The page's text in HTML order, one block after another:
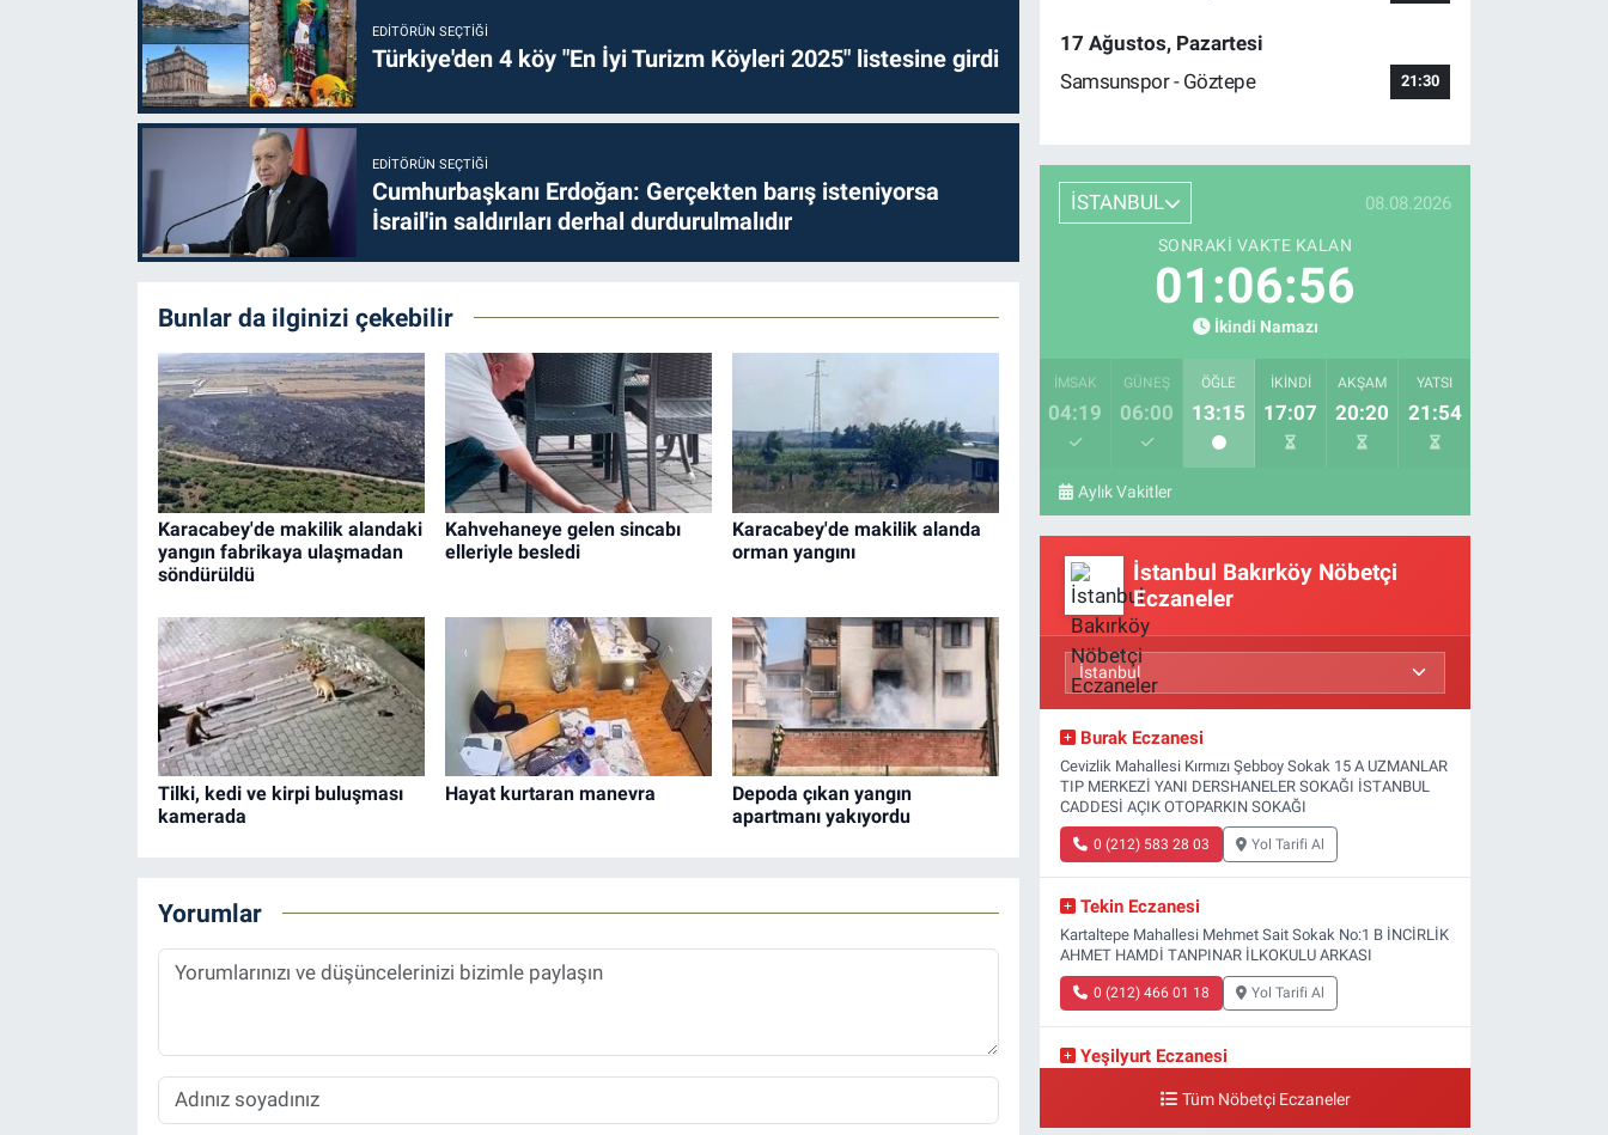
EDITÖRÜN SEÇTIĞI
Türkiye'den 4 köy "En İyi Turizm Köyleri 2025" listesine girdi
EDITÖRÜN SEÇTIĞI
Cumhurbaşkanı Erdoğan: Gerçekten barış isteniyorsa
İsrail'in saldırıları derhal durdurulmalıdır
Bunlar da ilginizi çekebilir
Karacabey'de makilik alandaki
yangın fabrikaya ulaşmadan
söndürüldü
Kahvehaneye gelen sincabı
elleriyle besledi
Karacabey'de makilik alanda
orman yangını
Tilki, kedi ve kirpi buluşması
kamerada
Hayat kurtaran manevra
Depoda çıkan yangın
apartmanı yakıyordu
Yorumlar
17 Ağustos, Pazartesi
Samsunspor - Göztepe
21:30
İSTANBUL 08.08.2026
SONRAKI VAKTE KALAN
01:06:55
İkindi Namazı
İMSAK
04:19
GÜNEŞ
06:00
ÖĞLE
13:15
İKINDI
17:07
AKŞAM
20:20
YATSI
21:54
Aylık Vakitler
İstanbul Bakırköy Nöbetçi
Eczaneler
Burak Eczanesi
Cevizlik Mahallesi Kırmızı Şebboy Sokak 15 A UZMANLAR
TIP MERKEZİ YANI DERSHANELER SOKAĞI İSTANBUL
CADDESİ AÇIK OTOPARKIN SOKAĞI
0 (212) 583 28 03 Yol Tarifi Al
Tekin Eczanesi
Kartaltepe Mahallesi Mehmet Sait Sokak No:1 B İNCİRLİK
AHMET HAMDİ TANPINAR İLKOKULU ARKASI
0 (212) 466 01 18 Yol Tarifi Al
Yeşilyurt Eczanesi
Tüm Nöbetçi Eczaneler